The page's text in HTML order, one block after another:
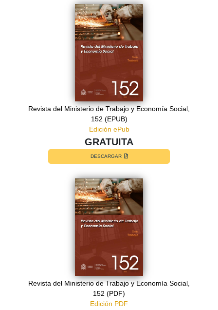
Revista del Ministerio de Trabajo y Economía Social,
152 (EPUB)
Edición ePub
GRATUITA
DESCARGAR
Revista del Ministerio de Trabajo y Economía Social,
152 (PDF)
Edición PDF